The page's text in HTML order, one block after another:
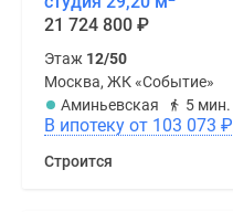
21 724 800 ₽
Этаж 12/50
Москва, ЖК «Событие»
Аминьевская
5 мин.
В ипотеку от 103 073 ₽
Строится